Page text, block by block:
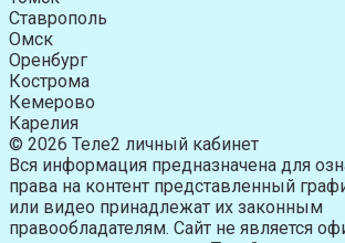
Ставрополь
Омск
Оренбург
Кострома
Кемерово
Карелия
© 2026 Теле2 личный кабинет
Вся информация предназначена для
права на контент представленный
или видео принадлежат их законным
правообладателям. Сайт не является